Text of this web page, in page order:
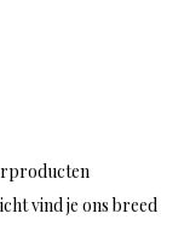
vind je ons breed